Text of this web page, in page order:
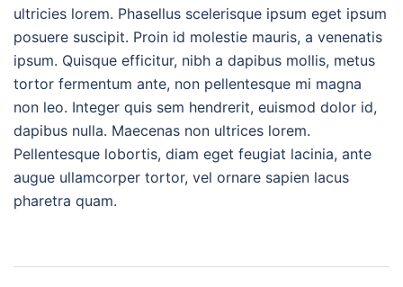
ultricies lorem. Phasellus scelerisque ipsum eget ipsum
posuere suscipit. Proin id molestie mauris, a venenatis
ipsum. Quisque efficitur, nibh a dapibus mollis, metus
tortor fermentum ante, non pellentesque mi magna
non leo. Integer quis sem hendrerit, euismod dolor id,
dapibus nulla. Maecenas non ultrices lorem.
Pellentesque lobortis, diam eget feugiat lacinia, ante
augue ullamcorper tortor, vel ornare sapien lacus
pharetra quam.